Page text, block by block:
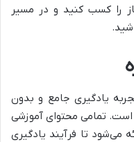
را کسب کنید و در مسیر
یادگیری جامع و بدون
تمامی محتوای آموزشی
می‌شود تا فرآیند یادگیری